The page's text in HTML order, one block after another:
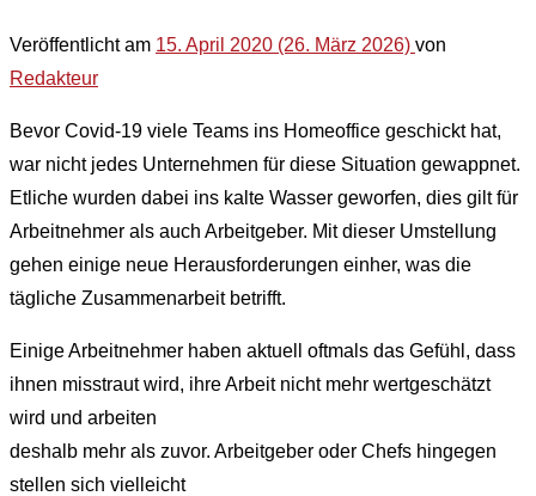
Veröffentlicht am 15. April 2020 (26. März 2026) von
Redakteur
Bevor Covid-19 viele Teams ins Homeoffice geschickt hat,
war nicht jedes Unternehmen für diese Situation gewappnet.
Etliche wurden dabei ins kalte Wasser geworfen, dies gilt für
Arbeitnehmer als auch Arbeitgeber. Mit dieser Umstellung
gehen einige neue Herausforderungen einher, was die
tägliche Zusammenarbeit betrifft.
Einige Arbeitnehmer haben aktuell oftmals das Gefühl, dass
ihnen misstraut wird, ihre Arbeit nicht mehr wertgeschätzt
wird und arbeiten
deshalb mehr als zuvor. Arbeitgeber oder Chefs hingegen
stellen sich vielleicht